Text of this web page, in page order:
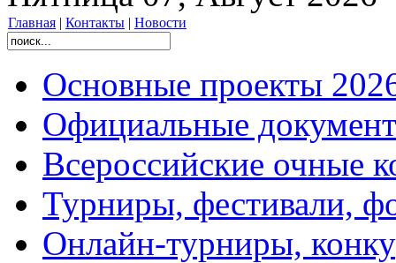
Главная | Контакты | Новости
Основные проекты
Официальные
Всероссийские очные
Турниры, фестивали,
Онлайн-турниры,